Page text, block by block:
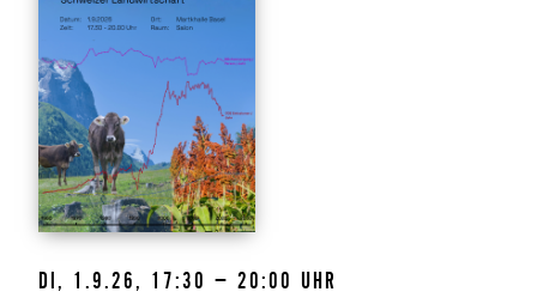
DI, 1.9.26, 17:30 – 20:00 UHR